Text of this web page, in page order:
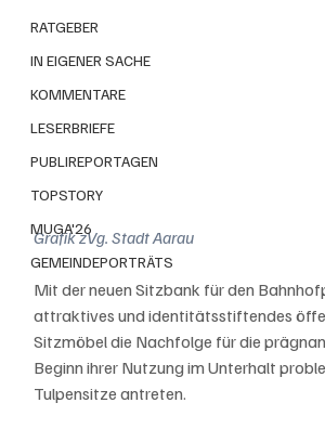
RATGEBER
IN EIGENER SACHE
KOMMENTARE
LESERBRIEFE
PUBLIREPORTAGEN
TOPSTORY
MUGA'26
GEMEINDEPORTRÄTS
Grafik zVg. Stadt Aarau
Mit der neuen Sitzbank für den
attraktives und identitätsstiftendes
Sitzmöbel die Nachfolge für die
Beginn ihrer Nutzung im Unterhalt
Tulpensitze antreten.